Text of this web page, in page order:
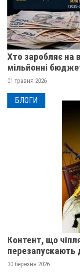
Хто заробляє на
мільйонні
01 травня 2026
БЛОГИ
Контент, що
перезапускають
30 березня 2026